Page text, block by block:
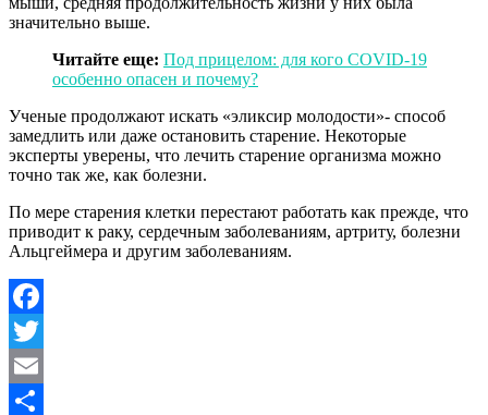
значительно выше.
Читайте еще: Под прицелом: для кого COVID-19
особенно опасен и почему?
Ученые продолжают искать «эликсир молодости»- способ
замедлить или даже остановить старение. Некоторые
эксперты уверены, что лечить старение организма можно
точно так же, как болезни.
По мере старения клетки перестают работать как прежде, что
приводит к раку, сердечным заболеваниям, артриту, болезни
Альцгеймера и другим заболеваниям.
Facebook
Twitter
Email